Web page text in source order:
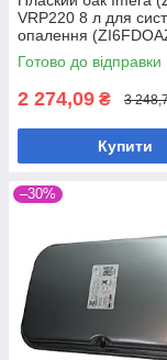
VRP220 8 л для
опалення
Готово до відправки
2 274,09 ₴ 3
Купити
–30%